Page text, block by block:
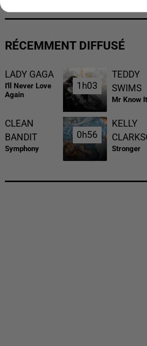
RÉCEMMENT DIFFUSÉ
LADY GAGA
I'll Never Love
Again
1h03
1h03
TEDDY
SWIMS
Mr Know It
CLEAN
BANDIT
Symphony
0h56
0h56
KELLY
Stronger